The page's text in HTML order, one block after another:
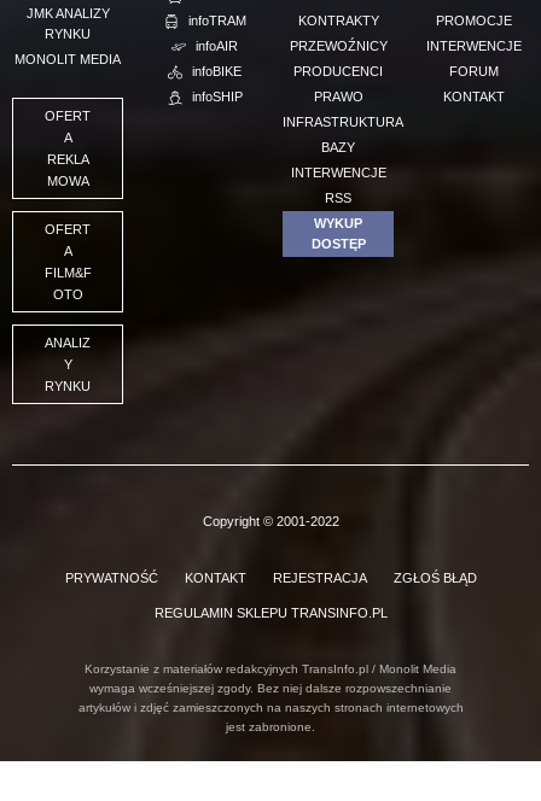
JMK ANALIZY
RYNKU
MONOLIT MEDIA
OFERT
A
REKLA
MOWA
OFERT
A
FILM&F
OTO
ANALIZ
Y
RYNKU
infoTRAM
infoAIR
infoBIKE
infoSHIP
KONTRAKTY
PRZEWOŹNICY
PRODUCENCI
PRAWO
INFRASTRUKTURA
BAZY
INTERWENCJE
RSS
WYKUP
DOSTĘP
PROMOCJE
INTERWENCJE
FORUM
KONTAKT
Copyright © 2001-2022
PRYWATNOŚĆ KONTAKT REJESTRACJA ZGŁOŚ BŁĄD
REGULAMIN SKLEPU TRANSINFO.PL
Korzystanie z materiałów redakcyjnych TransInfo.pl / Monolit Media
wymaga wcześniejszej zgody. Bez niej dalsze rozpowszechnianie
artykułów i zdjęć zamieszczonych na naszych stronach internetowych
jest zabronione.